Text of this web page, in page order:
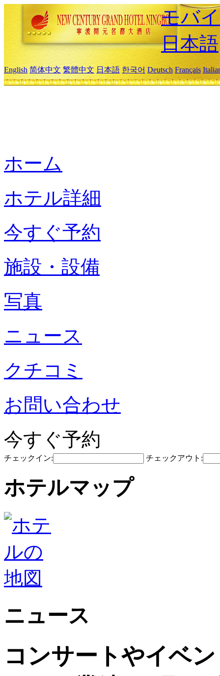
モバ
日本語
English 简体中文 繁體中文 日本語 한국어 Deutsch Français
ホーム
ホテル詳細
今すぐ予約
施設・設備
写真
ニュース
クチコミ
お問い合わせ
今すぐ予約
チェックイン: チェックアウト:
ホテルマップ
ニュース
コンサートやイベ